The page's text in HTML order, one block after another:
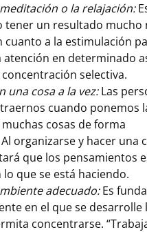
o la relajación:
tener un resultado mucho
cuanto a la estimulación
atención en determinado
selectiva.
una cosa a la vez:Las
cuando ponemos
cosas de forma
organizarse y hacer una
que los pensamientos
que se está haciendo.
adecuado:Es
en el que se desarrolle
concentrarse.